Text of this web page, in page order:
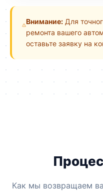
Внимание: Для
ремонта вашего
оставьте заявку на
Как мы возвращаем